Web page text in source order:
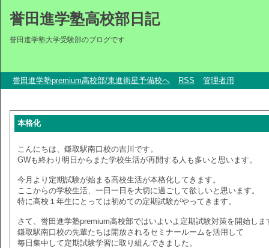
誉田進学塾高校部日記
誉田進学塾大学受験部のブログです
誉田進学塾premium高校部/東進衛星予備校へ RSS 管理者用
本格化
こんにちは、鎌取駅南口校の吉川です。
GWも終わり明日からまた学校生活が再開する人も多いと思います。
今月より定期試験が始まる高校生活が本格化してきます。
ここからの学校生活、一日一日を大切に過ごして欲しいと思います。
特に高校１年生にとっては初めての定期試験がやってきます。
さて、誉田進学塾premium高校部ではいよいよ定期試験対策を開始しま
鎌取駅南口校の先輩たちは開放されるセミナールームを活用して
毎日集中して定期試験学習に取り組んできました。